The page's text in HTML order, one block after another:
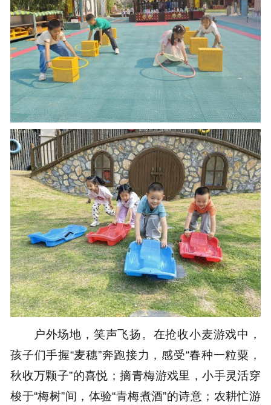
户外场地，笑声飞扬。在抢收小麦游戏中，
孩子们手握“麦穗”奔跑接力，感受“春种一粒粟，
秋收万颗子”的喜悦；摘青梅游戏里，小手灵活穿
梭于“梅树”间，体验“青梅煮酒”的诗意；农耕忙游